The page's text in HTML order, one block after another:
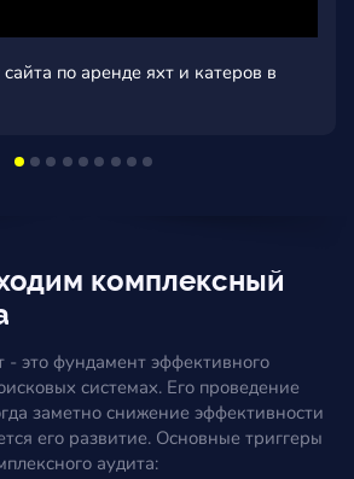
видеостудии в г. Волгоград
комплексный
- это фундамент эффективного
системах. Его проведение
заметно снижение эффективности
его развитие. Основные триггеры
аудита: